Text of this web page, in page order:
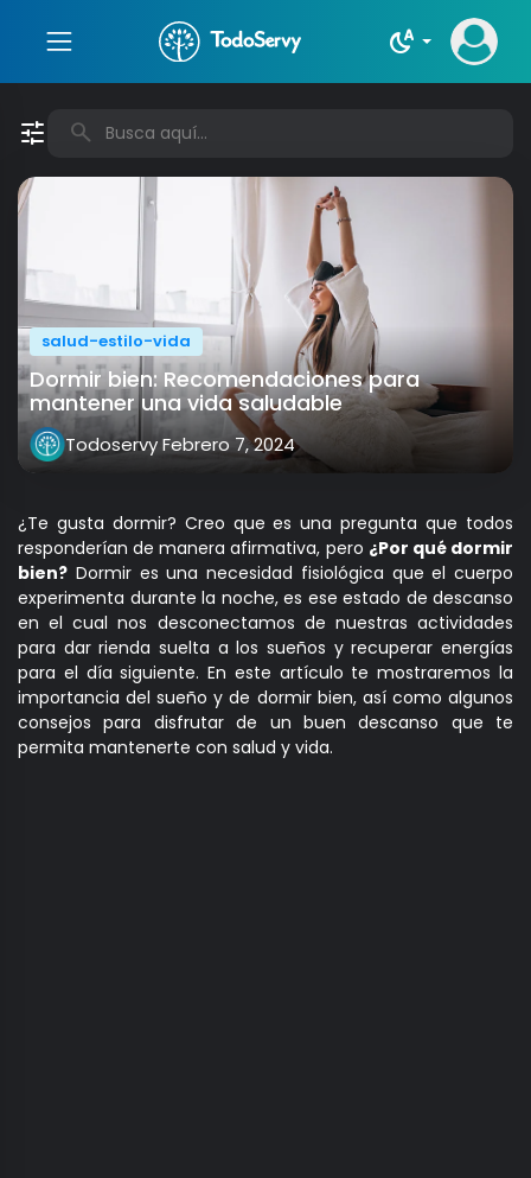
night_sight_auto
tune search
salud-estilo-vida
Dormir bien: Recomendaciones para
mantener una vida saludable
TodoservyFebrero 7, 2024
¿Te gusta dormir? Creo que es una pregunta que todos
responderían de manera afirmativa, pero ¿Por qué dormir
bien? Dormir es una necesidad fisiológica que el cuerpo
experimenta durante la noche, es ese estado de descanso
en el cual nos desconectamos de nuestras actividades
para dar rienda suelta a los sueños y recuperar energías
para el día siguiente. En este artículo te mostraremos la
importancia del sueño y de dormir bien, así como algunos
consejos para disfrutar de un buen descanso que te
permita mantenerte con salud y vida.